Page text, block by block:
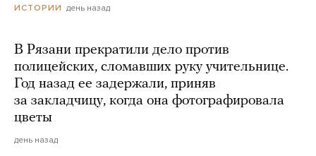
ИСТОРИИ день назад
В Рязани прекратили дело против
полицейских, сломавших руку учительнице.
Год назад ее задержали, приняв
за закладчицу, когда она фотографировала
цветы
день назад